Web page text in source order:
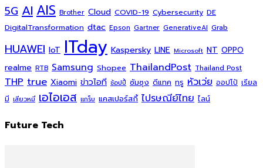
5G AI AIS Brother Cloud COVID-19 Cybersecurity DE
DigitalTransformation dtac Epson Gartner GenerativeAI Grab
HUAWEI IoT ITday Kaspersky LINE Microsoft NT OPPO
realme RTB Samsung Shopee ThailandPost Thailand Post
THP true Xiaomi ข่าวไอที ช้อปปี้ ซัมซุง ดีแทค ทรู หัวเว่ย ออปโป้ เรียล
มี เสียวหมี่ เอไอเอส แกร็บ แคสเปอร์สกี้ ไปรษณีย์ไทย ไลน์
Future Tech